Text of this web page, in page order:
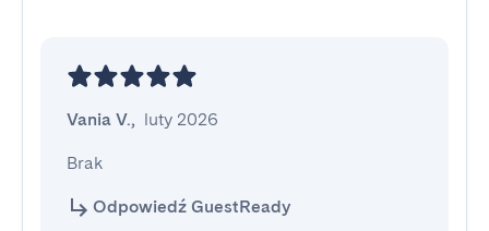
Vania V., luty 2026
Brak
Odpowiedź GuestReady